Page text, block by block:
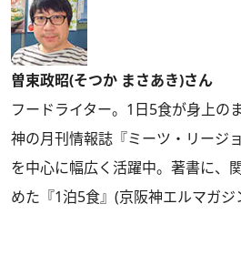
曽束政昭(そつか まさあき)さん
フードライター。1日5食が身上の
神の月刊情報誌『ミーツ・リージ
を中心に幅広く活躍中。著書に、
めた『1泊5食』(京阪神エルマガジ